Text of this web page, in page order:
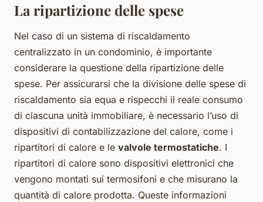
La ripartizione delle spese
Nel caso di un sistema di riscaldamento
centralizzato in un condominio, è importante
considerare la questione della ripartizione delle
spese. Per assicurarsi che la divisione delle spese di
riscaldamento sia equa e rispecchi il reale consumo
di ciascuna unità immobiliare, è necessario l’uso di
dispositivi di contabilizzazione del calore, come i
ripartitori di calore e le valvole termostatiche. I
ripartitori di calore sono dispositivi elettronici che
vengono montati sui termosifoni e che misurano la
quantità di calore prodotta. Queste informazioni